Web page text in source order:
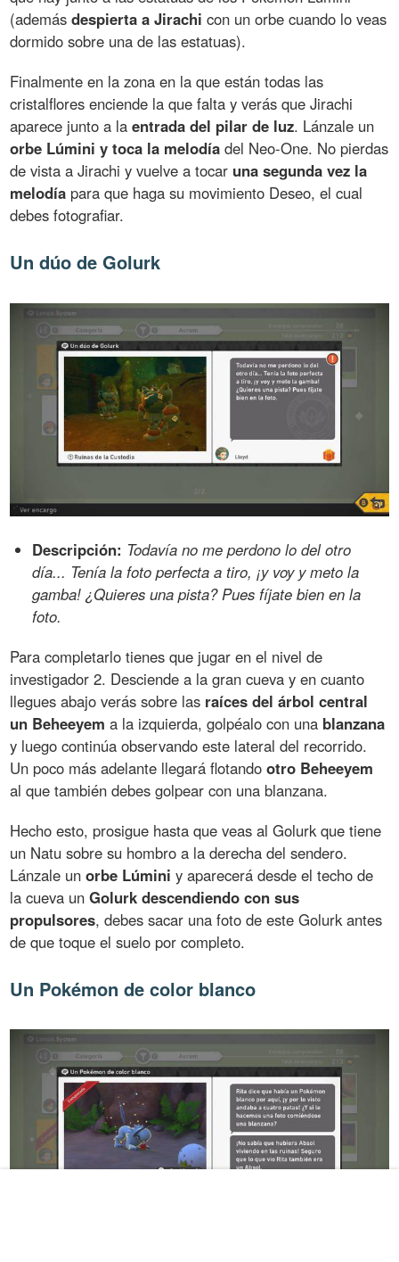
(ademásdespierta a Jirachi con un orbe cuando lo veas
dormido sobre una de las estatuas).
Finalmente en la zona en la que están todas las
cristalflores enciende la que falta y verás que Jirachi
aparece junto a laentrada del pilar de luz. Lánzale un
orbe Lúmini y toca la melodía del Neo-One. No pierdas
de vista a Jirachi y vuelve a tocar una segunda vez la
melodía para que haga su movimiento Deseo, el cual
debes fotografiar.
Un dúo de Golurk
Descripción: Todavía no me perdono lo del otro
día... Tenía la foto perfecta a tiro, ¡y voy y meto la
gamba! ¿Quieres una pista? Pues fíjate bien en la
foto.
Para completarlo tienes que jugar en el nivel de
investigador 2. Desciende a la gran cueva y en cuanto
llegues abajo verás sobre las raíces del árbol central
un Beheeyem a la izquierda, golpéalo con una blanzana
y luego continúa observando este lateral del recorrido.
Un poco más adelante llegará flotandootro Beheeyem
al que también debes golpear con una blanzana.
Hecho esto, prosigue hasta que veas al Golurk que tiene
un Natu sobre su hombro a la derecha del sendero.
Lánzale unorbe Lúmini y aparecerá desde el techo de
la cueva unGolurk descendiendo con sus
propulsores, debes sacar una foto de este Golurk antes
de que toque el suelo por completo.
Un Pokémon de color blanco